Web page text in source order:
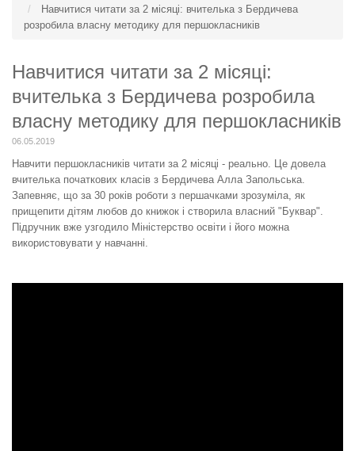
Навчитися читати за 2 місяці: вчителька з Бердичева
розробила власну методику для першокласників
Навчитися читати за 2 місяці:
вчителька з Бердичева розробила
власну методику для першокласників
06.05.2019
Навчити першокласників читати за 2 місяці - реально. Це довела
вчителька початкових класів з Бердичева Алла Запольська.
Запевняє, що за 30 років роботи з першачками зрозуміла, як
прищепити дітям любов до книжок і створила власний "Буквар".
Підручник вже узгодило Міністерство освіти і його можна
використовувати у навчанні.